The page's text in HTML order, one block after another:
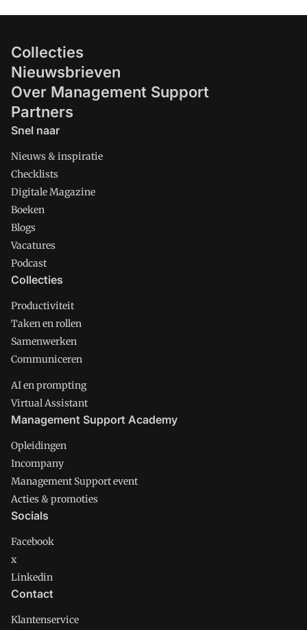
Collecties
Nieuwsbrieven
Over Management Support
Partners
Snel naar
Nieuws & inspiratie
Checklists
Digitale Magazine
Boeken
Blogs
Vacatures
Podcast
Collecties
Productiviteit
Taken en rollen
Samenwerken
Communiceren
AI en prompting
Virtual Assistant
Management Support Academy
Opleidingen
Incompany
Management Support event
Acties & promoties
Socials
Facebook
x
Linkedin
Contact
Klantenservice